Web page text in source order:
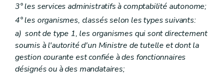
3° les services administratifs à comptabilité autonome;
4° les organismes, classés selon les types suivants:
a) sont de type 1, les organismes qui sont directement
soumis à l'autorité d'un Ministre de tutelle et dont la
gestion courante est confiée à des fonctionnaires
désignés ou à des mandataires;